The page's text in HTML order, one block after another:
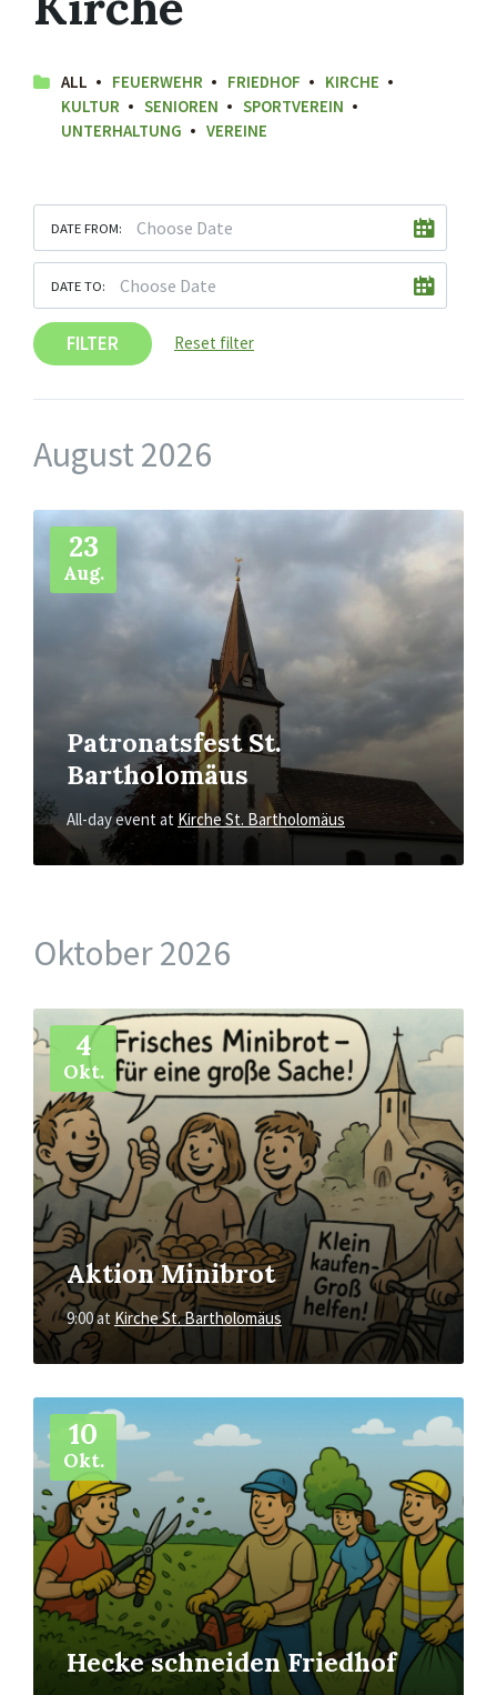
ALL FEUERWEHR FRIEDHOF
KIRCHE
KULTUR
SENIOREN
SPORTVEREIN
UNTERHALTUNG
VEREINE
DATE FROM:
DATE TO:
FILTER Reset filter
August 2026
23
Aug.
Patronatsfest St.
Bartholomäus
All-day eventat Kirche St. Bartholomäus
More
Oktober 2026
4
Okt.
Aktion Minibrot
9:00at Kirche St. Bartholomäus
More
Info
10
Okt.
Hecke schneiden Friedhof
More
Info